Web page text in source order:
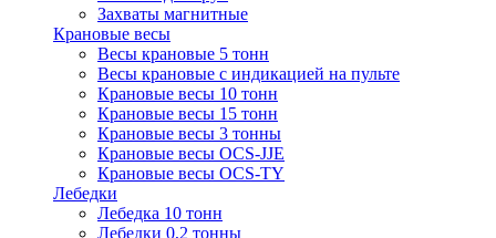
Захваты магнитные
Крановые весы
Весы крановые 5 тонн
Весы крановые с индикацией на пульте
Крановые весы 10 тонн
Крановые весы 15 тонн
Крановые весы 3 тонны
Крановые весы OCS-JJE
Крановые весы OCS-TY
Лебедки
Лебедка 10 тонн
Лебедки 0,2 тонны